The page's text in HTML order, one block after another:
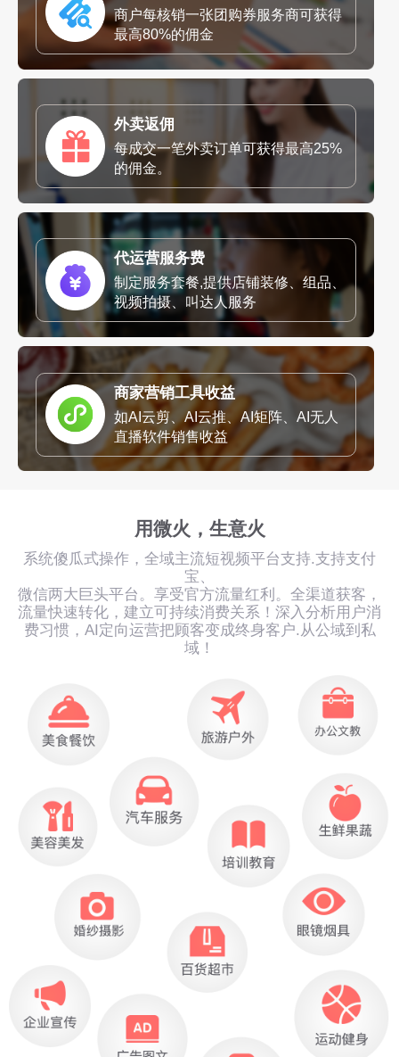
商户每核销一张团购券服务商可获得
最高80%的佣金
外卖返佣
每成交一笔外卖订单可获得最高25%
的佣金。
代运营服务费
制定服务套餐,提供店铺装修、组品、
视频拍摄、叫达人服务
商家营销工具收益
如AI云剪、AI云推、AI矩阵、AI无人
直播软件销售收益
用微火，生意火
系统傻瓜式操作，全域主流短视频平台支持.支持支付
宝、
微信两大巨头平台。享受官方流量红利。全渠道获客，
流量快速转化，建立可持续消费关系！深入分析用户消
费习惯，AI定向运营把顾客变成终身客户.从公域到私
域！